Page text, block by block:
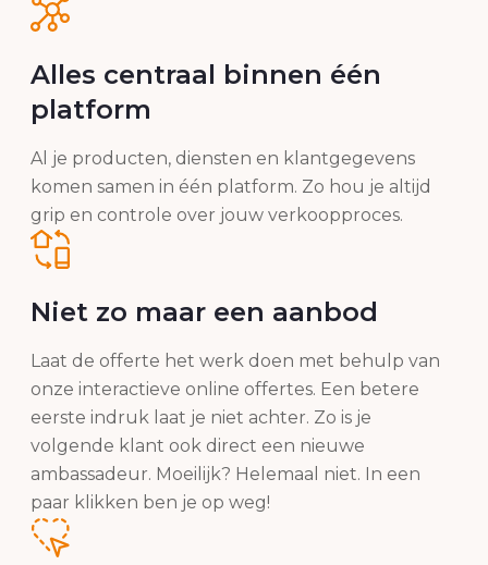
Alles centraal binnen één
platform
Al je producten, diensten en klantgegevens
komen samen in één platform. Zo hou je altijd
grip en controle over jouw verkoopproces.
Niet zo maar een aanbod
Laat de offerte het werk doen met behulp van
onze interactieve online offertes. Een betere
eerste indruk laat je niet achter. Zo is je
volgende klant ook direct een nieuwe
ambassadeur. Moeilijk? Helemaal niet. In een
paar klikken ben je op weg!